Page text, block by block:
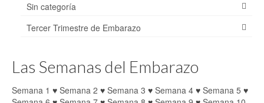
Sin categoría
Tercer Trimestre de Embarazo
Las Semanas del Embarazo
Semana 1 ♥ Semana 2 ♥ Semana 3 ♥ Semana 4 ♥ Semana 5 ♥